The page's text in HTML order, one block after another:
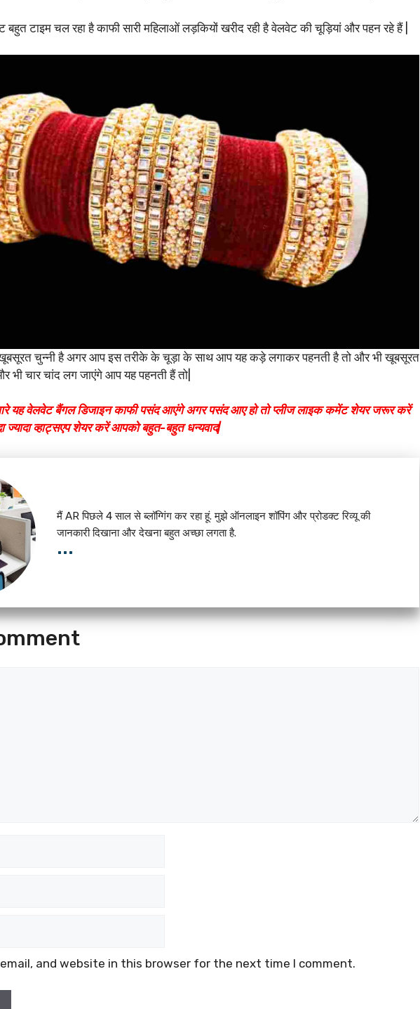
बहुत टाइम चल रहा है काफी सारी महिलाओं लड़कियों खरीद रही है वेलवेट की चूड़ियां और पहन रहे हैं |
खूबसूरत चुन्नी है अगर आप इस तरीके के चूड़ा के साथ आप यह कड़े लगाकर पहनती है तो और भी खूबसूरत
चार चांद लग जाएंगे आप यह पहनती हैं तो|
यह वेलवेट बैंगल डिजाइन काफी पसंद आएंगे अगर पसंद आए हो तो प्लीज लाइक कमेंट शेयर जरूर करें
ज्यादा व्हाट्सएप शेयर करें आपको बहुत-बहुत धन्यवाद|
मैं AR पिछले 4 साल से ब्लॉग्गिंग कर रहा हूं. मुझे ऑनलाइन शॉपिंग और प्रोडक्ट रिव्यू की
जानकारी दिखाना और देखना बहुत अच्छा लगता है.
...
email, and website in this browser for the next time I comment.